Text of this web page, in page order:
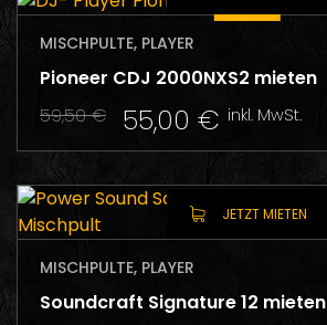
MISCHPULTE, PLAYER
Pioneer CDJ 2000NXS2 mieten
59,50€
Ursprünglicher
Preis
war:
59,50 €
55,00 €
Aktueller
Preis
ist:
55,00 €.
inkl. MwSt.
JETZT MIETEN
MISCHPULTE, PLAYER
Soundcraft Signature 12 mieten